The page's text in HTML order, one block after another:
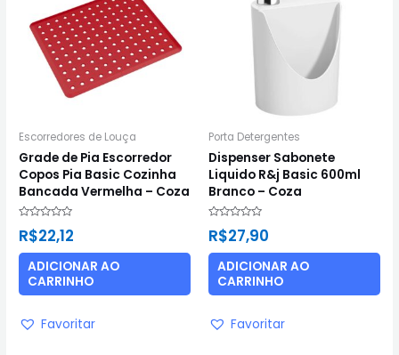
Escorredores de Louça
Grade de Pia Escorredor
Copos Pia Basic Cozinha
Bancada Vermelha – Coza
0
5
R$22,12
ADICIONAR AO
CARRINHO
Favoritar
Porta Detergentes
Dispenser Sabonete
Liquido R&j Basic 600ml
Branco – Coza
0
5
R$27,90
ADICIONAR AO
CARRINHO
Favoritar